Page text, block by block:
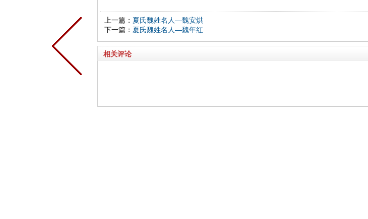
上一篇： 夏氏魏姓名人—魏安烘
下一篇： 夏氏魏姓名人—魏年红
相关评论